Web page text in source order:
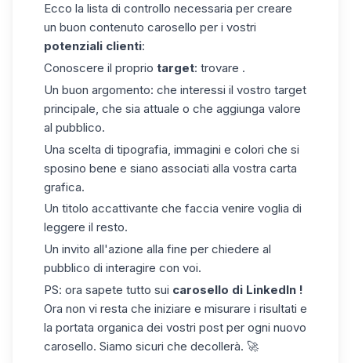
Ecco la lista di controllo necessaria per creare
un buon contenuto carosello per i vostri
potenziali clienti:
Conoscere il proprio target: trovare .
Un buon argomento: che interessi il vostro target
principale, che sia attuale o che aggiunga valore
al pubblico.
Una scelta di tipografia, immagini e colori che si
sposino bene e siano associati alla vostra carta
grafica.
Un titolo accattivante che faccia venire voglia di
leggere il resto.
Un invito all'azione alla fine per chiedere al
pubblico di interagire con voi.
PS: ora sapete tutto sui carosello di LinkedIn !
Ora non vi resta che iniziare e misurare i risultati e
la portata organica dei vostri post per ogni nuovo
carosello. Siamo sicuri che decollerà. 🚀